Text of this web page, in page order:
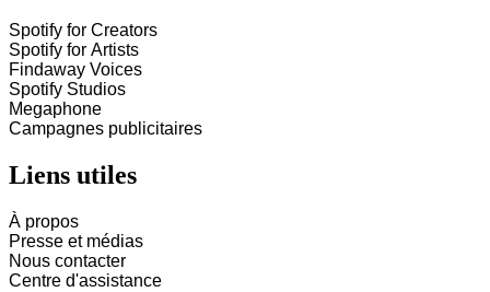
Spotify for Creators
Spotify for Artists
Findaway Voices
Spotify Studios
Megaphone
Campagnes publicitaires
Liens utiles
À propos
Presse et médias
Nous contacter
Centre d'assistance